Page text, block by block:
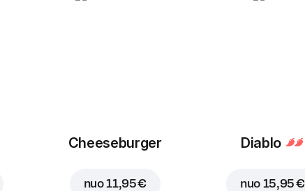
Cheeseburger
nuo11,95 €
Diablo
nuo 15,95 €